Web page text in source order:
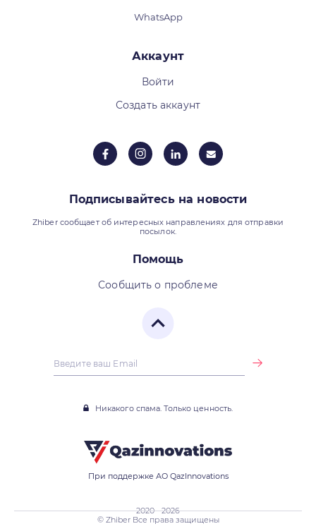
2020 - 2026
© Zhiber Все права защищены
Подписывайтесь на новости
Zhiber сообщает об интересных направлениях для отправки
посылок.
Никакого спама. Только ценность.
WhatsApp
Помощь
Сообщить о проблеме
Аккаунт
Войти
Создать аккаунт
При поддержке АО QazInnovations